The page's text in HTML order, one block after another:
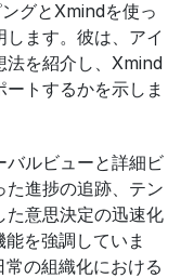
グとXmindを使っ
ます。彼は、アイ
法を紹介し、Xmind
トするかを示しま
バルビューと詳細ビ
た進捗の追跡、テン
た意思決定の迅速化
を強調していま
の組織化における